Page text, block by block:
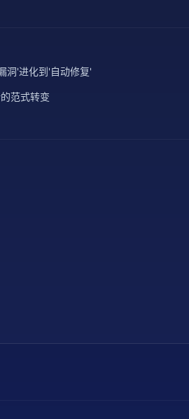
洞'进化到'自动修复'
范式转变